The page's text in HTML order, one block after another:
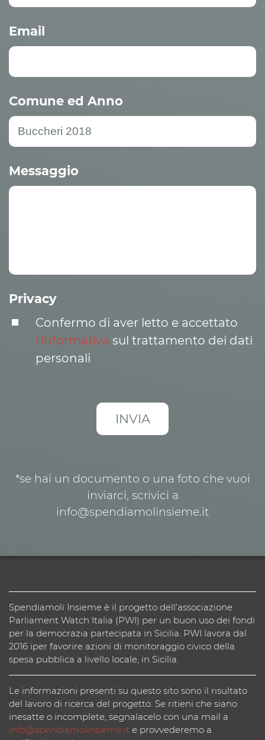
Email
Comune ed Anno
Messaggio
Privacy
Confermo di aver letto e accettato
l’informativa sul trattamento dei dati
personali
*se hai un documento o una foto che vuoi
inviarci, scrivici a
info@spendiamolinsieme.it
Spendiamoli Insieme è il progetto dell’associazione
Parliament Watch Italia (PWI) per un buon uso dei fondi
per la democrazia partecipata in Sicilia. PWI lavora dal
2016 iper favorire azioni di monitoraggio civico della
spesa pubblica a livello locale, in Sicilia.
Le informazioni presenti su questo sito sono il risultato
del lavoro di ricerca del progetto. Se ritieni che siano
inesatte o incomplete, segnalacelo con una mail a
info@spendiamolinsieme.it e provvederemo a